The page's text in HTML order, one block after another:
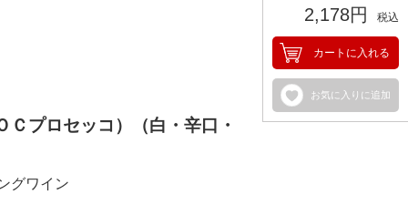
2,178円 税込
カートに入れる
お気に入りに追加
プロセッコ）（白・辛口・
グワイン